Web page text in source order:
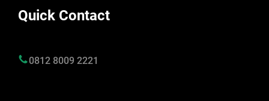
Quick Contact
0812 8009 2221